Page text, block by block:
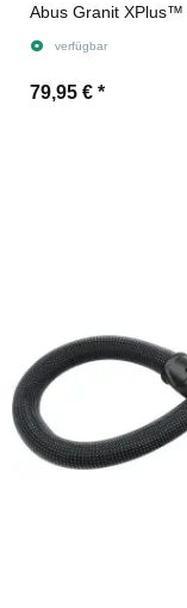
Abus Granit XPlus™
verfügbar
79,95 € *